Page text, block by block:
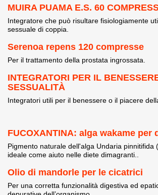
MUIRA PUAMA E.S. 60
Integratore che può risultare fisiologiamente
sessuale di coppia.
Serenoa repens 120 compresse
Per il trattamento della prostata ingrossata.
INTEGRATORI PER IL
SESSUALITÀ
Integratori utili per il benessere o il piacere
FUCOXANTINA: alga wakame per
Pigmento naturale dell'alga Undaria pinnitifida
ideale come aiuto nelle diete dimagranti..
Olio di mandorle per le cicatrici
Per una corretta funzionalità digestiva ed